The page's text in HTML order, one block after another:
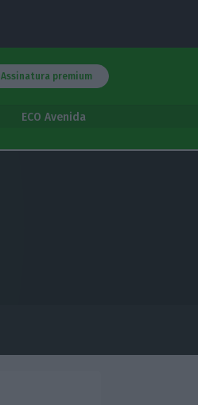
Assinatura premium
ECO Avenida